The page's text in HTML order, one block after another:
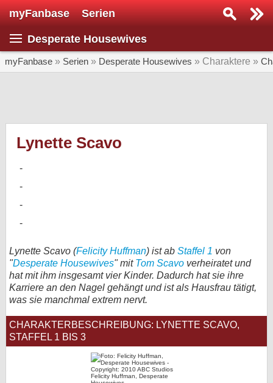
myFanbase Serien
Desperate Housewives
myFanbase » Serien » Desperate Housewives » Charaktere »
Lynette Scavo
Lynette Scavo (Felicity Huffman) ist ab Staffel 1 von
"Desperate Housewives" mit Tom Scavo verheiratet und
hat mit ihm insgesamt vier Kinder. Dadurch hat sie ihre
Karriere an den Nagel gehängt und ist als Hausfrau tätigt,
was sie manchmal extrem nervt.
CHARAKTERBESCHREIBUNG: LYNETTE SCAVO,
STAFFEL 1 BIS 3
Felicity Huffman, Desperate
Serie suchen...
Home
SERIEN
Forum
bei X
bei Facebook
Kontakt